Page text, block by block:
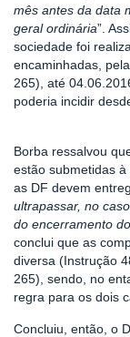
mês antes da data
geral ordinária”.
sociedade foi
encaminhadas,
265), até
poderia incidir
Borba ressalvou
estão submetidas à
as DF devem
ultrapassar, no
do encerramento
conclui que as
diversa (Instrução
265), sendo, no
regra para os dois
Concluiu, então, o